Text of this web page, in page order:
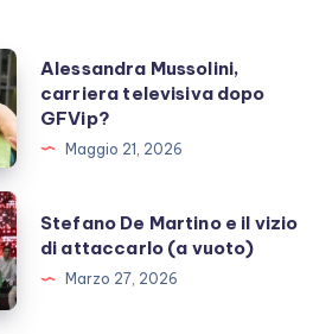
Alessandra Mussolini,
carriera televisiva dopo
GFVip?
Maggio 21, 2026
Stefano De Martino e il vizio
di attaccarlo (a vuoto)
Marzo 27, 2026